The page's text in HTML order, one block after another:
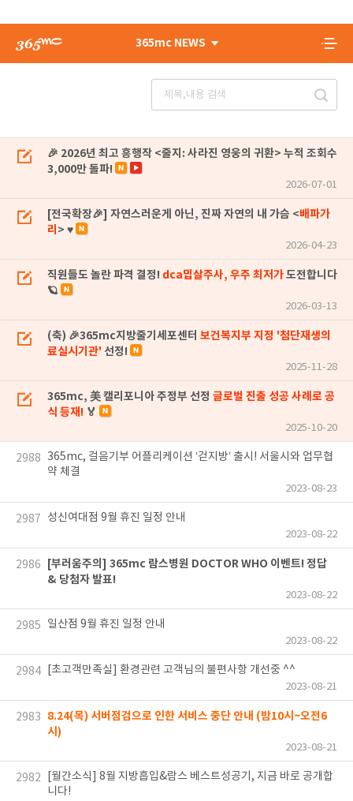
365mc NEWS
🎉 2026년 최고 흥행작 <줄지: 사라진 영웅의 귀환> 누적 조회수
3,000만 돌파!
2026-07-01
[전국확장🎉] 자연스러운게 아닌, 진짜 자연의 내 가슴 <배파가
리 > ♥
2026-04-23
직원들도 놀란 파격 결정! dca밉살주사, 우주 최저가도전합니다
🪐
2026-03-13
(축) 🎉365mc지방줄기세포센터 보건복지부 지정 '첨단재생의
료실시기관' 선정!
2025-11-28
365mc, 美 캘리포니아 주정부 선정 글로벌 진출 성공 사례로 공
식 등재! 🏅
2025-10-20
2988
365mc, 걸음기부 어플리케이션 ‘걷지방’ 출시! 서울시와 업무협
약 체결
2023-08-23
2987 성신여대점 9월 휴진 일정 안내
2023-08-22
2986
[부러움주의] 365mc 람스병원 DOCTOR WHO 이벤트! 정답
& 당첨자 발표!
2023-08-22
2985 일산점 9월 휴진 일정 안내
2023-08-22
2984 [초고객만족실] 환경관련 고객님의 불편사항 개선중 ^^
2023-08-21
2983
8.24(목) 서버점검으로 인한 서비스 중단 안내 (밤10시~오전6
시)
2023-08-21
2982
[월간소식] 8월 지방흡입&람스 베스트성공기, 지금 바로 공개합
니다!